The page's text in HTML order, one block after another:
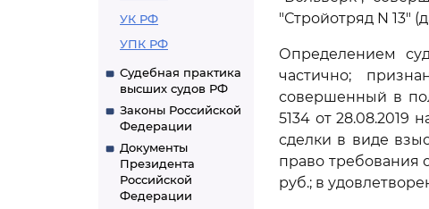
УК РФ
УПК РФ
Судебная практика
высших судов РФ
Законы Российской
Федерации
Документы
Президента
Российской
Федерации
"Стройотряд N 13"
Определением
частично;
совершенный в
5134 от 28.08.2019
сделки в виде
право требования
руб.; в